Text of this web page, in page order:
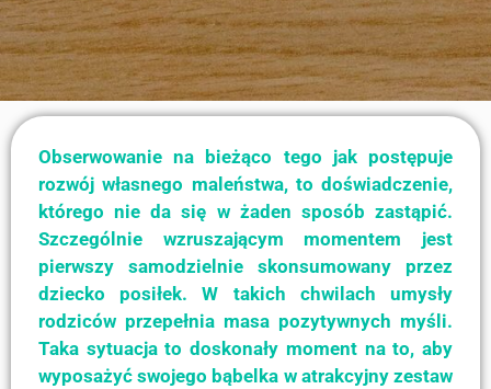
Obserwowanie na bieżąco tego jak postępuje
rozwój własnego maleństwa, to doświadczenie,
którego nie da się w żaden sposób zastąpić.
Szczególnie wzruszającym momentem jest
pierwszy samodzielnie skonsumowany przez
dziecko posiłek. W takich chwilach umysły
rodziców przepełnia masa pozytywnych myśli.
Taka sytuacja to doskonały moment na to, aby
wyposażyć swojego bąbelka w atrakcyjny zestaw